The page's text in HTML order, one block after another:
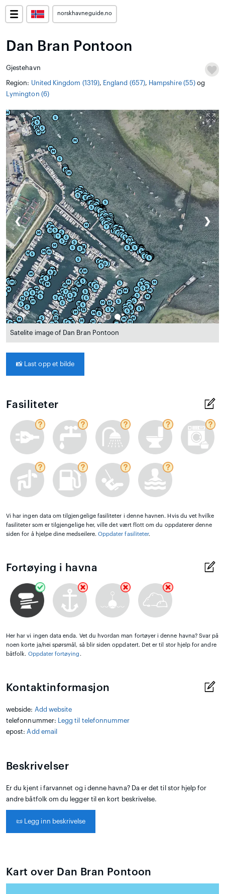
norskhavneguide.no
Dan Bran Pontoon
Gjestehavn
Region: United Kingdom (1319), England (657), Hampshire (55)og
Lymington (6)
❮ ❯
Satelite image of Dan Bran Pontoon
📸 Last opp et bilde
Fasiliteter
Vi har ingen data om tilgjengelige fasiliteter i denne havnen. Hvis du vet hvilke
fasiliteter som er tilgjengelige her, ville det vært flott om du oppdaterer denne
siden for å hjelpe dine medseilere. Oppdater fasiliteter.
Fortøying i havna
Her har vi ingen data enda. Vet du hvordan man fortøyer i denne havna? Svar på
noen korte ja/nei spørsmål, så blir siden oppdatert. Det er til stor hjelp for andre
båtfolk. Oppdater fortøying .
Kontaktinformasjon
webside: Add website
telefonnummer:
Legg til telefonnummer
epost: Add email
Beskrivelser
Er du kjent i farvannet og i denne havna? Da er det til stor hjelp for
andre båtfolk om du legger til en kort beskrivelse.
📜 Legg inn beskrivelse
Kart over Dan Bran Pontoon